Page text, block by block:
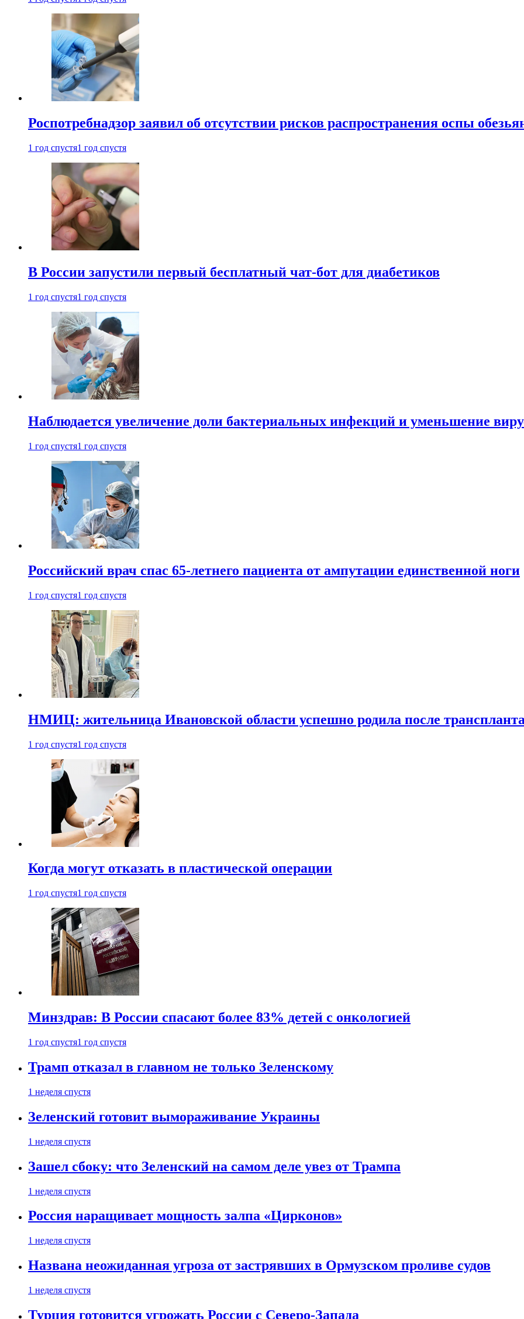
Роспотребнадзор заявил об отсутствии рисков распространения оспы
1 год спустя1 год спустя
В России запустили первый бесплатный чат-бот для диабетиков
1 год спустя1 год спустя
Наблюдается увеличение доли бактериальных инфекций и уменьшение
1 год спустя1 год спустя
Российский врач спас 65-летнего пациента от ампутации единственной ноги
1 год спустя1 год спустя
НМИЦ: жительница Ивановской области успешно родила после
1 год спустя1 год спустя
Когда могут отказать в пластической операции
1 год спустя1 год спустя
Минздрав: В России спасают более 83% детей с онкологией
1 год спустя1 год спустя
Трамп отказал в главном не только Зеленскому
1 неделя спустя
Зеленский готовит вымораживание Украины
1 неделя спустя
Зашел сбоку: что Зеленский на самом деле увез от Трампа
1 неделя спустя
Россия наращивает мощность залпа «Цирконов»
1 неделя спустя
Названа неожиданная угроза от застрявших в Ормузском проливе судов
1 неделя спустя
Турция готовится угрожать России с Северо-Запада